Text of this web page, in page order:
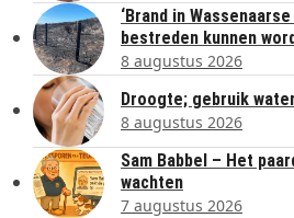
‘Brand in
bestreden kunnen
8 augustus 2026
Droogte; gebruik
8 augustus 2026
Sam Babbel – Het
wachten
7 augustus 2026